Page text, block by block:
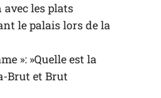
les plats
le palais lors de la
»: »Quelle est la
Brut et Brut